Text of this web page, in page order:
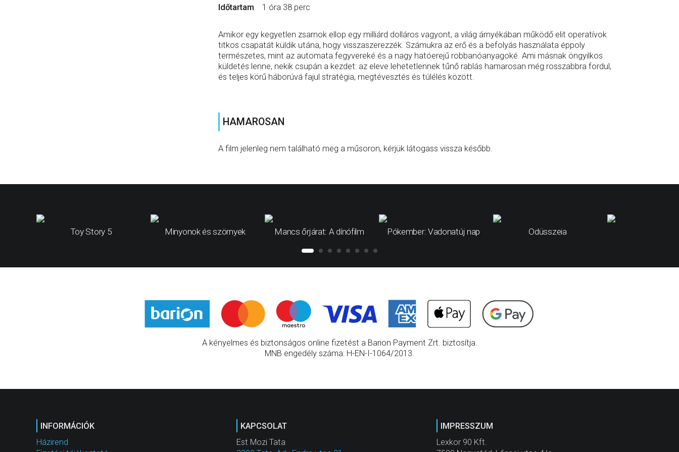
Időtartam
1 óra 38 perc
Amikor egy kegyetlen zsarnok ellop egy milliárd dolláros vagyont, a világ árnyékában működő elit operatívok
titkos csapatát küldik utána, hogy visszaszerezzék. Számukra az erő és a befolyás használata éppoly
természetes, mint az automata fegyvereké és a nagy hatóerejű robbanóanyagoké. Ami másnak öngyilkos
küldetés lenne, nekik csupán a kezdet: az eleve lehetetlennek tűnő rablás hamarosan még rosszabbra fordul,
és teljes körű háborúvá fajul stratégia, megtévesztés és túlélés között.
HAMAROSAN
A film jelenleg nem található meg a műsoron, kérjük látogass vissza később.
Toy Story 5 Minyonok és szörnyek Mancs őrjárat: A dínófilm Pókember: Vadonatúj nap Odüsszeia
A kényelmes és biztonságos online fizetést a Barion Payment Zrt. biztosítja.
MNB engedély száma: H-EN-I-1064/2013.
INFORMÁCIÓK
Házirend
KAPCSOLAT
Est Mozi Tata
IMPRESSZUM
Lexkor 90 Kft.